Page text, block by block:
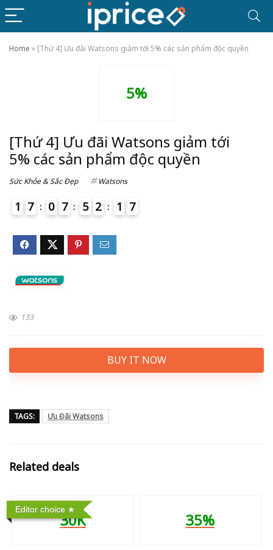
Home » [Thứ 4] Ưu đãi Watsons giảm tới 5% các sản phẩm độc quyền
5%
[Thứ 4] Ưu đãi Watsons giảm tới
5% các sản phẩm độc quyền
Sức Khỏe & Sắc Đẹp Watsons
1 7 0 7 5 2 1 7
133
BUY IT NOW
TAGS: Ưu Đãi Watsons
Related deals
Editor choice
30K 35%